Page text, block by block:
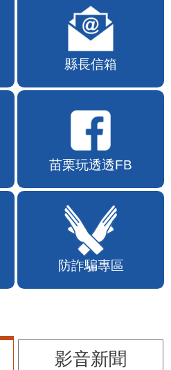
縣長信箱
苗栗玩透透FB
防詐騙專區
影音新聞